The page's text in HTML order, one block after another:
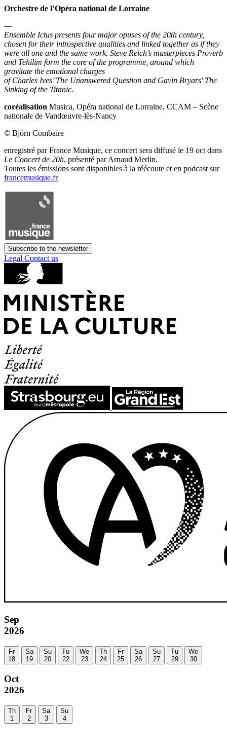
Orchestre de l’Opéra national de Lorraine
—
Ensemble Ictus presents four major opuses of the 20th century,
chosen for their introspective qualities and linked together as if they
were all one and the same work. Steve Reich’s masterpieces Proverb
and Tehilim form the core of the programme, around which
gravitate the emotional charges
of Charles Ives’ The Unanswered Question and Gavin Bryars' The
Sinking of the Titanic.
coréalisation Musica, Opéra national de Lorraine, CCAM – Scène
nationale de Vandœuvre-lès-Nancy
© Björn Combaire
enregistré par France Musique, ce concert sera diffusé le 19 oct dans
Le Concert de 20h, présenté par Arnaud Merlin.
Toutes les émissions sont disponibles à la réécoute et en podcast sur
francemusique.fr
Subscribe to the newsletter
Legal Contact us
Sep
2026
Fr
18
Sa
19
Su
20
Tu
22
We
23
Th
24
Fr
25
Sa
26
Su
27
Tu
29
We
30
Oct
2026
Th
1
Fr
2
Sa
3
Su
4